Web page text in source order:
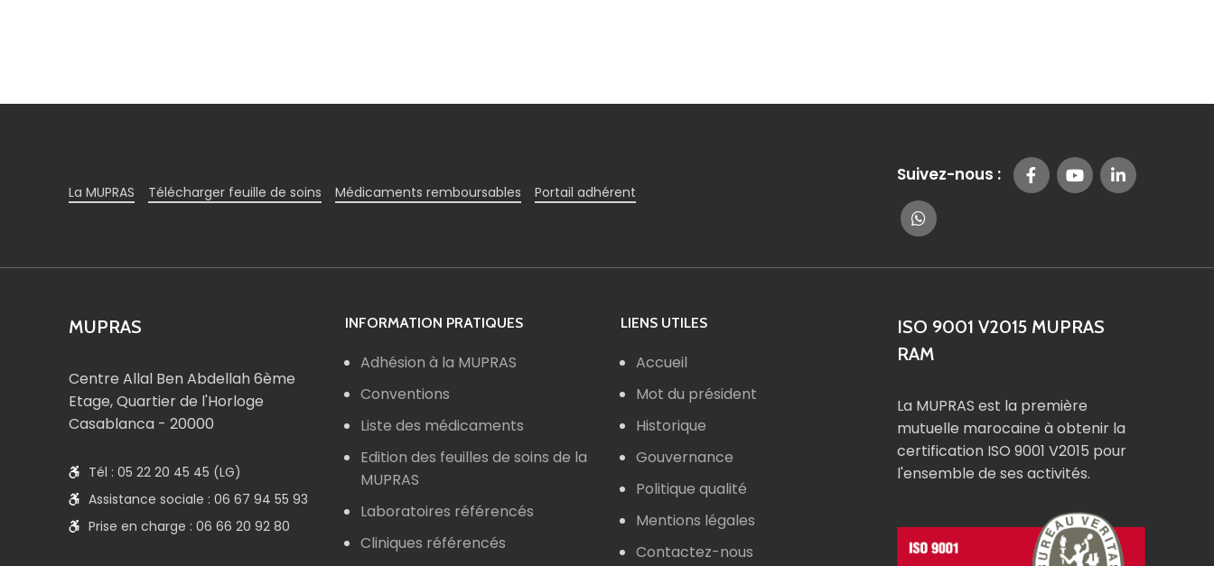
La MUPRAS Télécharger feuille de soins Médicaments remboursables Portail adhérent
Suivez-nous :
MUPRAS
Centre Allal Ben Abdellah 6ème
Etage, Quartier de l'Horloge
Casablanca - 20000
Tél : 05 22 20 45 45 (LG)
Assistance sociale : 06 67 94 55 93
Prise en charge : 06 66 20 92 80
INFORMATION PRATIQUES
Adhésion à la MUPRAS
Conventions
Liste des médicaments
Edition des feuilles de soins de la
MUPRAS
Laboratoires référencés
Cliniques référencés
LIENS UTILES
Accueil
Mot du président
Historique
Gouvernance
Politique qualité
Mentions légales
Contactez-nous
ISO 9001 V2015 MUPRAS
RAM
La MUPRAS est la première
mutuelle marocaine à obtenir la
certification ISO 9001 V2015 pour
l'ensemble de ses activités.